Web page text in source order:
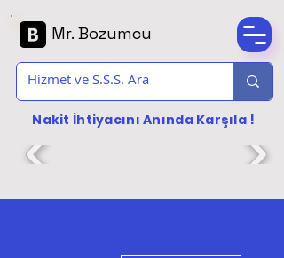
Mr. Bozumcu
Nakit İhtiyacını Anında Karşıla !